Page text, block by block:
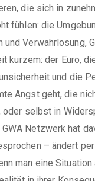
die sich in
fühlen: die
Verwahrlosung,
kurzem: der Euro,
und die
Angst geht, die
oder selbst in
Netzwerk hat
– ändert
man eine